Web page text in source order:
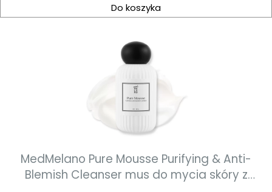
Do koszyka
MedMelano Pure Mousse Purifying & Anti-
Blemish Cleanser mus do mycia skóry z